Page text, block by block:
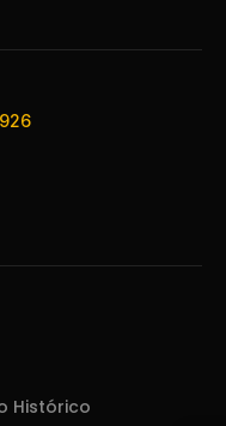
Histórico